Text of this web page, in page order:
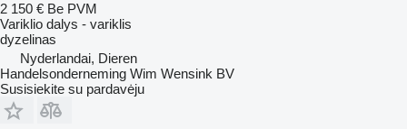
2 150 € Be PVM
Variklio dalys - variklis
dyzelinas
Nyderlandai, Dieren
Handelsonderneming Wim Wensink BV
Susisiekite su pardavėju